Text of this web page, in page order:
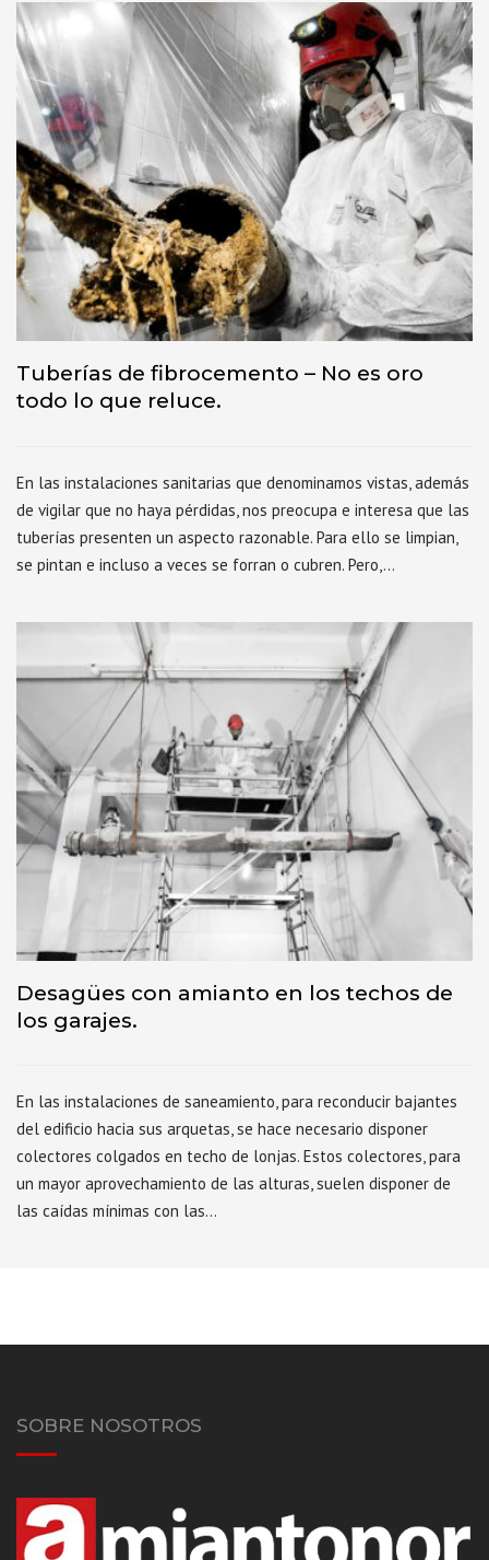
Tuberías de fibrocemento – No es oro
todo lo que reluce.
En las instalaciones sanitarias que denominamos vistas, además
de vigilar que no haya pérdidas, nos preocupa e interesa que las
tuberías presenten un aspecto razonable. Para ello se limpian,
se pintan e incluso a veces se forran o cubren. Pero,…
Desagües con amianto en los techos de
los garajes.
En las instalaciones de saneamiento, para reconducir bajantes
del edificio hacia sus arquetas, se hace necesario disponer
colectores colgados en techo de lonjas. Estos colectores, para
un mayor aprovechamiento de las alturas, suelen disponer de
las caídas mínimas con las…
SOBRE NOSOTROS